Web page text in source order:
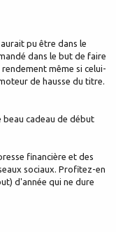
pu être dans le
dans le but de faire
même si celui-
de hausse du titre.
beau cadeau de début
financière et des
sociaux. Profitez-en
d'année qui ne dure